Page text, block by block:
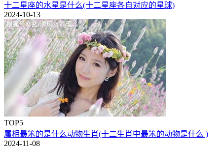
十二星座的水星是什么(十二星座各自对应的星球)
2024-10-13
TOP5
属相最笨的是什么动物生肖(十二生肖中最笨的动物是什么 )
2024-11-08